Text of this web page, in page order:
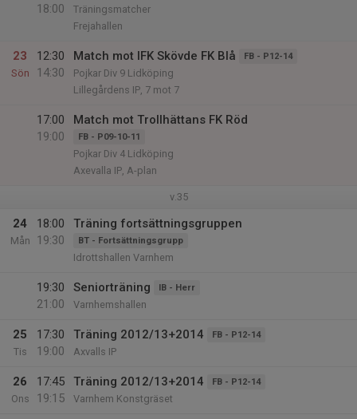
18:00
Träningsmatcher
Frejahallen
23
Sön
12:30
14:30
Match mot IFK Skövde FK Blå FB - P12-14
Pojkar Div 9 Lidköping
Lillegårdens IP, 7 mot 7
17:00
19:00
Match mot Trollhättans FK Röd
FB - P09-10-11
Pojkar Div 4 Lidköping
Axevalla IP, A-plan
v.35
24
Mån
18:00
19:30
Träning fortsättningsgruppen
BT - Fortsättningsgrupp
Idrottshallen Varnhem
19:30
21:00
Seniorträning IB - Herr
Varnhemshallen
25
Tis
17:30
19:00
Träning 2012/13+2014 FB - P12-14
Axvalls IP
26
Ons
17:45
19:15
Träning 2012/13+2014 FB - P12-14
Varnhem Konstgräset